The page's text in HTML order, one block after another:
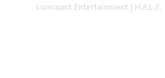
Luminant Entertainment | H.A.L.F.